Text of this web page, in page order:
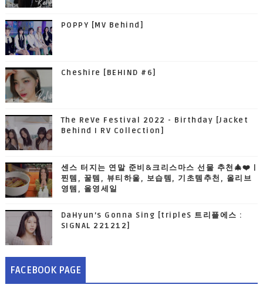
POPPY [MV Behind]
Cheshire [BEHIND #6]
The ReVe Festival 2022 - Birthday [Jacket
Behind I RV Collection]
센스 터지는 연말 준비&크리스마스 선물 추천🎄❤️ |
찐템, 꿀템, 뷰티하울, 보습템, 기초템추천, 올리브
영템, 올영세일
DaHyun’s Gonna Sing [tripleS 트리플에스 :
SIGNAL 221212]
FACEBOOK PAGE